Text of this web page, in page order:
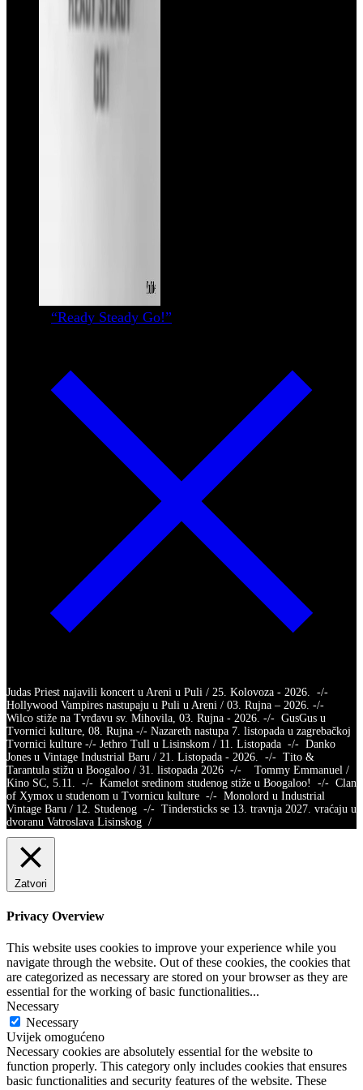
“Ready Steady Go!”
Judas Priest najavili koncert u Areni u Puli / 25. Kolovoza - 2026. -/-
Hollywood Vampires nastupaju u Puli u Areni / 03. Rujna – 2026. -/-
Wilco stiže na Tvrđavu sv. Mihovila, 03. Rujna - 2026. -/- GusGus u
Tvornici kulture, 08. Rujna -/- Nazareth nastupa 7. listopada u zagrebačkoj
Tvornici kulture -/- Jethro Tull u Lisinskom / 11. Listopada -/- Danko
Jones u Vintage Industrial Baru / 21. Listopada - 2026. -/- Tito &
Tarantula stižu u Boogaloo / 31. listopada 2026 -/- Tommy Emmanuel /
Kino SC, 5.11. -/- Kamelot sredinom studenog stiže u Boogaloo! -/- Clan
of Xymox u studenom u Tvornicu kulture -/- Monolord u Industrial
Vintage Baru / 12. Studenog -/- Tindersticks se 13. travnja 2027. vraćaju u
dvoranu Vatroslava Lisinskog /
Zatvori
Privacy Overview
This website uses cookies to improve your experience while you
navigate through the website. Out of these cookies, the cookies that
are categorized as necessary are stored on your browser as they are
essential for the working of basic functionalities...
Necessary
Necessary
Uvijek omogućeno
Necessary cookies are absolutely essential for the website to
function properly. This category only includes cookies that ensures
basic functionalities and security features of the website. These